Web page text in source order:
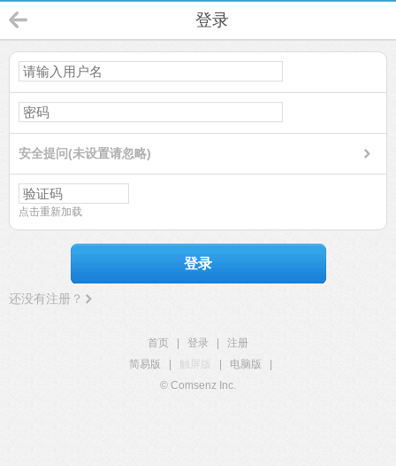
登录
安全提问(未设置请忽略)
点击重新加载
登录
还没有注册？
首页 登录
注册
简易版
触屏版 电脑版
© Comsenz Inc.